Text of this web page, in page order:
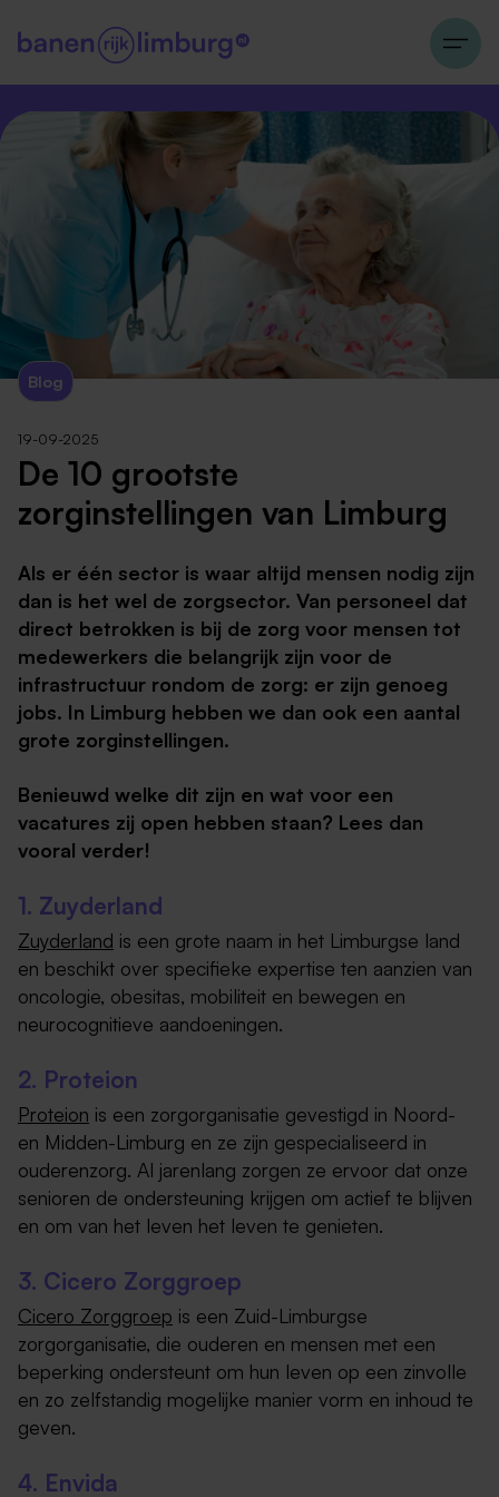
Blog
19-09-2025
De 10 grootste
zorginstellingen van Limburg
Als er één sector is waar altijd mensen nodig zijn
dan is het wel de zorgsector. Van personeel dat
direct betrokken is bij de zorg voor mensen tot
medewerkers die belangrijk zijn voor de
infrastructuur rondom de zorg: er zijn genoeg
jobs. In Limburg hebben we dan ook een aantal
grote zorginstellingen.
Benieuwd welke dit zijn en wat voor een
vacatures zij open hebben staan? Lees dan
vooral verder!
1. Zuyderland
Zuyderland is een grote naam in het Limburgse land
en beschikt over specifieke expertise ten aanzien van
oncologie, obesitas, mobiliteit en bewegen en
neurocognitieve aandoeningen.
2. Proteion
Proteion is een zorgorganisatie gevestigd in Noord-
en Midden-Limburg en ze zijn gespecialiseerd in
ouderenzorg. Al jarenlang zorgen ze ervoor dat onze
senioren de ondersteuning krijgen om actief te blijven
en om van het leven het leven te genieten.
3. Cicero Zorggroep
Cicero Zorggroep is een Zuid-Limburgse
zorgorganisatie, die ouderen en mensen met een
beperking ondersteunt om hun leven op een zinvolle
en zo zelfstandig mogelijke manier vorm en inhoud te
geven.
4. Envida